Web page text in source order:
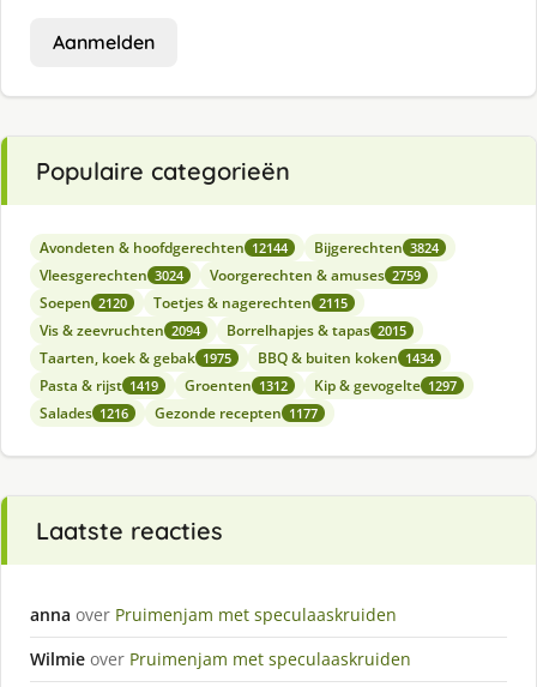
Aanmelden
Populaire categorieën
Avondeten & hoofdgerechten 12144 Bijgerechten 3824
Vleesgerechten 3024 Voorgerechten & amuses 2759
Soepen 2120 Toetjes & nagerechten 2115
Vis & zeevruchten 2094 Borrelhapjes & tapas 2015
Taarten, koek & gebak 1975 BBQ & buiten koken 1434
Pasta & rijst 1419 Groenten 1312 Kip & gevogelte 1297
Salades 1216 Gezonde recepten 1177
Laatste reacties
anna over Pruimenjam met speculaaskruiden
Wilmie over Pruimenjam met speculaaskruiden